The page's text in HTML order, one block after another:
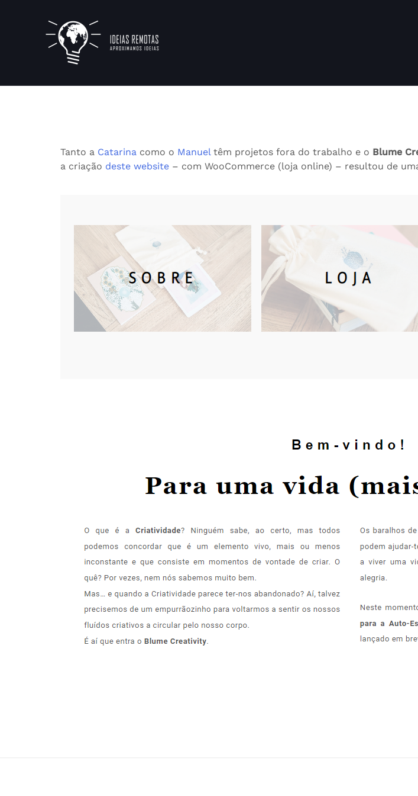
Tanto a Catarina como o Manueltêm projetos fora do trabalho e o Blume
a criação deste website – com WooCommerce (loja online) – resultou de